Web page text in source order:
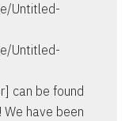
Untitled-
Untitled-
can be found
We have been